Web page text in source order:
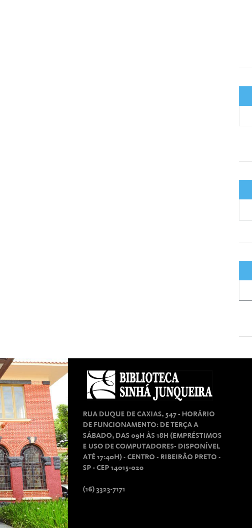
RUA DUQUE DE CAXIAS, 547 - HORÁRIO
DE FUNCIONAMENTO: DE TERÇA A
SÁBADO, DAS 09H ÀS 18H (EMPRÉSTIMOS
E USO DE COMPUTADORES- DISPONÍVEL
ATÉ 17:40H) - CENTRO - RIBEIRÃO PRETO -
SP - CEP 14015-020
(16) 3323-7171